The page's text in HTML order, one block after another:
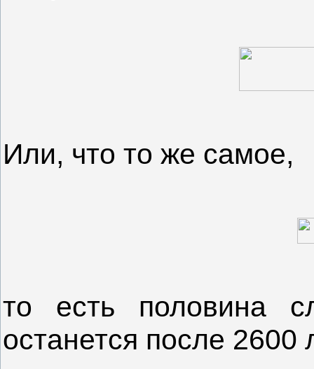
Или, что то же самое,
то есть половина
останется после 2600